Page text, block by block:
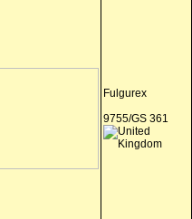
Fulgurex
9755/GS 361